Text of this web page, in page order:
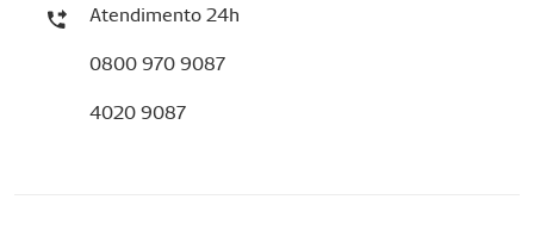
Atendimento 24h
0800 970 9087
4020 9087